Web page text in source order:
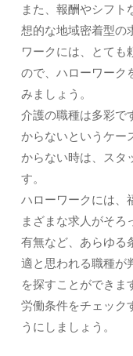
また、報酬やシフト
想的な地域密着型の
ワークには、とても
ので、ハローワーク
みましょう。
介護の職種は多彩で
からないというケー
からない時は、スタ
す。
ハローワークには、
まざまな求人がそ
有無など、あらゆる
適と思われる職種が
を探すことができま
労働条件をチェック
うにしましょう。